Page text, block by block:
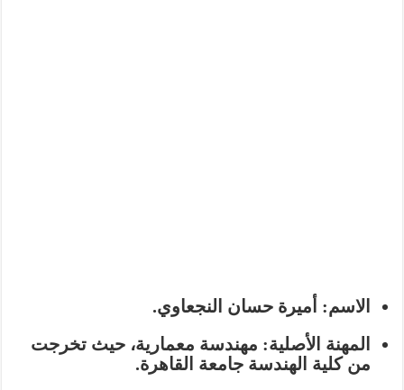
الاسم: أميرة حسان النجعاوي.
المهنة الأصلية: مهندسة معمارية، حيث تخرجت
من كلية الهندسة جامعة القاهرة.